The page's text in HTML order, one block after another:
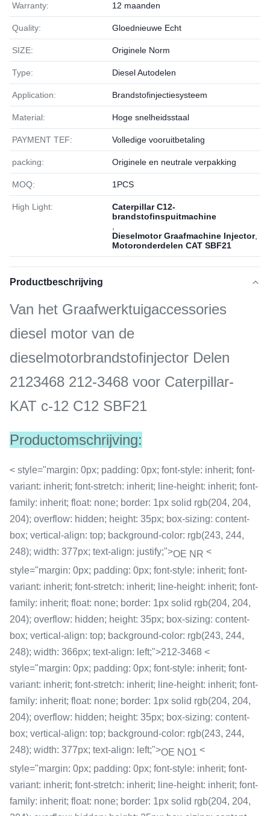
Warranty: 12 maanden
Quality: Gloednieuwe Echt
SIZE: Originele Norm
Type: Diesel Autodelen
Application: Brandstofinjectiesysteem
Material: Hoge snelheidsstaal
PAYMENT TEF: Volledige vooruitbetaling
packing: Originele en neutrale verpakking
MOQ: 1РСS
High Light:
Caterpillar C12-
brandstofinspuitmachine
Dieselmotor Graafmachine Injector,
Motoronderdelen CAT SBF21
Productbeschrijving
Van het Graafwerktuigaccessories
diesel motor van de
dieselmotorbrandstofinjector Delen
2123468 212-3468 voor Caterpillar-
KAT c-12 C12 SBF21
Productomschrijving:
< style="margin: 0px; padding: 0px; font-style: inherit; font-
variant: inherit; font-stretch: inherit; line-height: inherit; font-
family: inherit; float: none; border: 1px solid rgb(204, 204,
204); overflow: hidden; height: 35px; box-sizing: content-
box; vertical-align: top; background-color: rgb(243, 244,
248); width: 377px; text-align: justify;">OE NR <
style="margin: 0px; padding: 0px; font-style: inherit; font-
variant: inherit; font-stretch: inherit; line-height: inherit; font-
family: inherit; float: none; border: 1px solid rgb(204, 204,
204); overflow: hidden; height: 35px; box-sizing: content-
box; vertical-align: top; background-color: rgb(243, 244,
248); width: 366px; text-align: left;">212-3468 <
style="margin: 0px; padding: 0px; font-style: inherit; font-
variant: inherit; font-stretch: inherit; line-height: inherit; font-
family: inherit; float: none; border: 1px solid rgb(204, 204,
204); overflow: hidden; height: 35px; box-sizing: content-
box; vertical-align: top; background-color: rgb(243, 244,
248); width: 377px; text-align: left;">OE NO1 <
style="margin: 0px; padding: 0px; font-style: inherit; font-
variant: inherit; font-stretch: inherit; line-height: inherit; font-
family: inherit; float: none; border: 1px solid rgb(204, 204,